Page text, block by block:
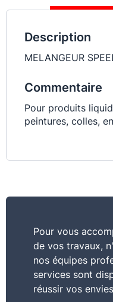
Description
MELANGEUR
Commentaire
Pour produits
peintures, colles,
Pour vous
de vos travaux,
nos équipes
services sont
réussir vos